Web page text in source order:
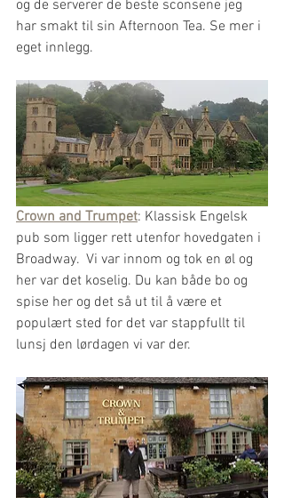
og de serverer de beste sconsene jeg
har smakt til sin Afternoon Tea. Se mer i
eget innlegg.
Crown and Trumpet: Klassisk Engelsk
pub som ligger rett utenfor hovedgaten i
Broadway.  Vi var innom og tok en øl og
her var det koselig. Du kan både bo og
spise her og det så ut til å være et
populært sted for det var stappfullt til
lunsj den lørdagen vi var der.